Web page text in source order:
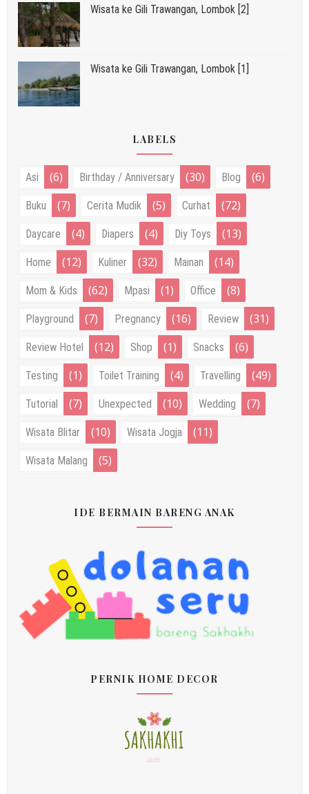
Wisata ke Gili Trawangan, Lombok [2]
Wisata ke Gili Trawangan, Lombok [1]
LABELS
Asi (6) Birthday / Anniversary (30) Blog (6)
Buku (7) Cerita Mudik (5) Curhat (72)
Daycare (4) Diapers (4) Diy Toys (13)
Home (12) Kuliner (32) Mainan (14)
Mom & Kids (62) Mpasi (1) Office (8)
Playground (7) Pregnancy (16) Review (31)
Review Hotel (12) Shop (1) Snacks (6)
Testing (1) Toilet Training (4) Travelling (49)
Tutorial (7) Unexpected (10) Wedding (7)
Wisata Blitar (10) Wisata Jogja (11)
Wisata Malang (5)
IDE BERMAIN BARENG ANAK
PERNIK HOME DECOR